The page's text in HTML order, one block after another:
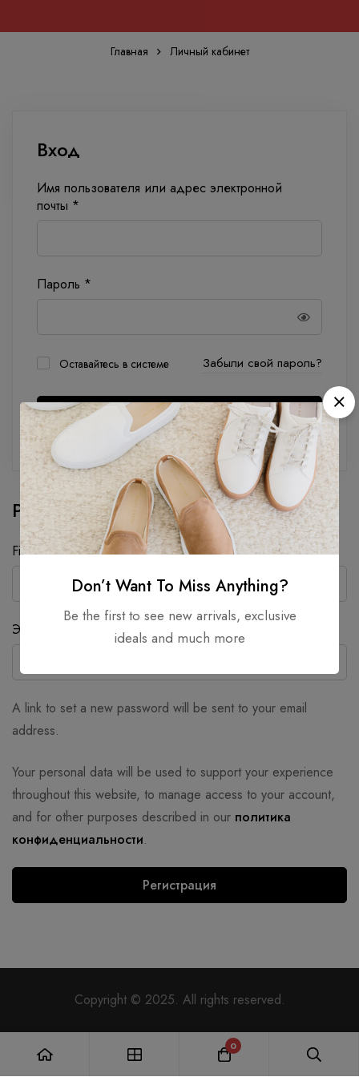
Главная Личный кабинет
кабинет
Вход
Имя пользователя или адрес электронной
почты *
Пароль *
Оставайтесь в системе Забыли свой пароль?
Вход
Регистрация
First name* Last name*
Эл. адрес Требуется
A link to set a new password will be sent to your email
address.
Your personal data will be used to support your experience
throughout this website, to manage access to your account,
and for other purposes described in our политика
конфиденциальности.
Регистрация
Copyright © 2025. All rights reserved.
Don’t Want To Miss Anything?
Be the first to see new arrivals, exclusive
ideals and much more
0